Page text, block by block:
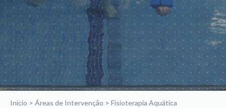
Início > Áreas de Intervenção > Fisioterapia Aquática